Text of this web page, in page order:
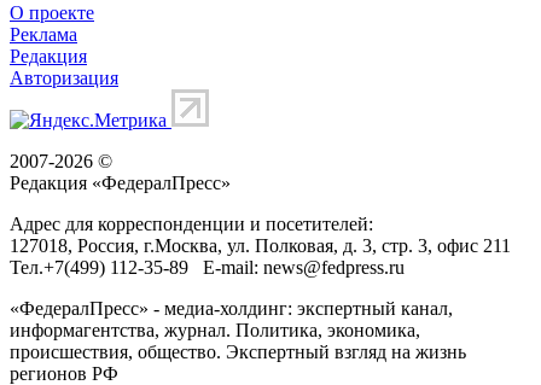
О проекте
Реклама
Редакция
Авторизация
2007-2026 ©
Редакция «ФедералПресс»
Адрес для корреспонденции и посетителей:
127018, Россия, г.Москва, ул. Полковая, д. 3, стр. 3, офис 211
Тел.+7(499) 112-35-89 E-mail: news@fedpress.ru
«ФедералПресс» - медиа-холдинг: экспертный канал,
информагентства, журнал. Политика, экономика,
происшествия, общество. Экспертный взгляд на жизнь
регионов РФ